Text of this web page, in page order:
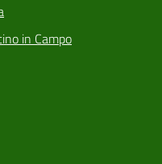
in Campo